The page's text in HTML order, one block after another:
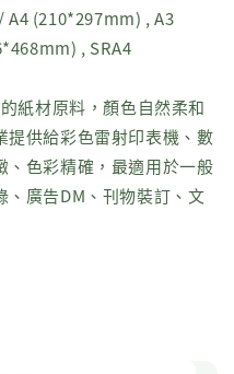
A4 (210*297mm) , A3
, SRA4
紙材原料，顏色自然柔和
提供給彩色雷射印表機、數
、色彩精確，最適用於一般
廣告DM、刊物裝訂、文